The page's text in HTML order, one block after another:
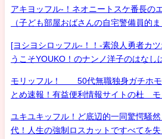
アキヨッフル-！ネオニートスケ番長の
（子ども部屋おばさんの自宅警備員的ま
[ヨシヨシロッフル-！！-素浪人勇者カ
うこそYOUKO！のナンノ洋子のはなし
モリッフル！ 50代無職独身ガチホモ
とめ速報！有益便利情報サイトの杜 モ
ユキユキッフル！ど底辺的一同驚愕騒
代！人生の強制ロスカットですべてを